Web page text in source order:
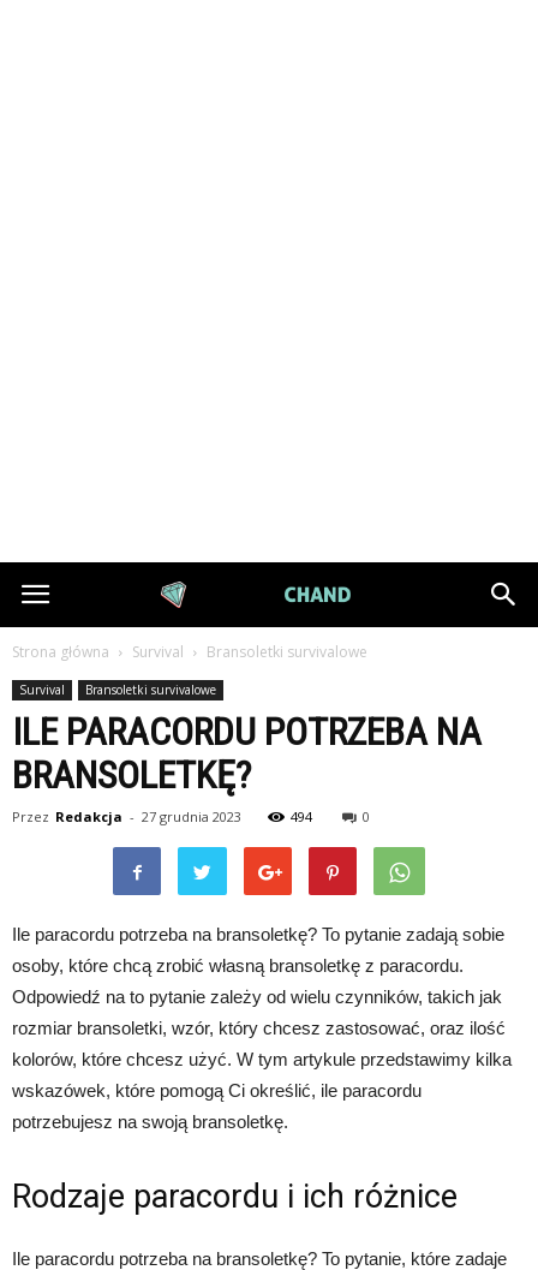
DiamondChand.pl
Strona główna Survival Bransoletki survivalowe
Survival Bransoletki survivalowe
ILE PARACORDU POTRZEBA NA
BRANSOLETKĘ?
Przez Redakcja - 27 grudnia 2023 494 0
Ile paracordu potrzeba na bransoletkę? To pytanie zadają sobie
osoby, które chcą zrobić własną bransoletkę z paracordu.
Odpowiedź na to pytanie zależy od wielu czynników, takich jak
rozmiar bransoletki, wzór, który chcesz zastosować, oraz ilość
kolorów, które chcesz użyć. W tym artykule przedstawimy kilka
wskazówek, które pomogą Ci określić, ile paracordu
potrzebujesz na swoją bransoletkę.
Rodzaje paracordu i ich różnice
Ile paracordu potrzeba na bransoletkę? To pytanie, które zadaje